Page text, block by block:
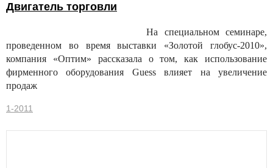
Двигатель торговли
На специальном семинаре,
проведенном во время выставки «Золотой глобус-2010»,
компания «Оптим» рассказала о том, как использование
фирменного оборудования Guess влияет на увеличение
продаж
1-2011